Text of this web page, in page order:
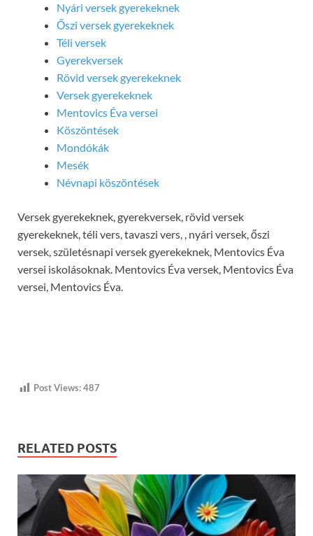
Nyári versek gyerekeknek
Őszi versek gyerekeknek
Téli versek
Gyerekversek
Rövid versek gyerekeknek
Versek gyerekeknek
Mentovics Éva versei
Köszöntések
Mondókák
Mesék
Névnapi köszöntések
Versek gyerekeknek, gyerekversek, rövid versek
gyerekeknek, téli vers, tavaszi vers, , nyári versek, őszi
versek, születésnapi versek gyerekeknek, Mentovics Éva
versei iskolásoknak. Mentovics Éva versek, Mentovics Éva
versei, Mentovics Éva.
Post Views:487
RELATED POSTS